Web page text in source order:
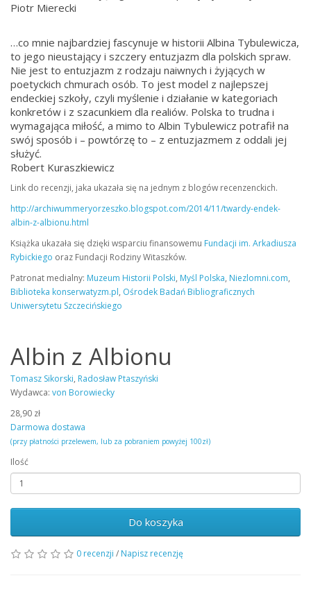
Piotr Mierecki
…co mnie najbardziej fascynuje w historii Albina Tybulewicza,
to jego nieustający i szczery entuzjazm dla polskich spraw.
Nie jest to entuzjazm z rodzaju naiwnych i żyjących w
poetyckich chmurach osób. To jest model z najlepszej
endeckiej szkoły, czyli myślenie i działanie w kategoriach
konkretów i z szacunkiem dla realiów. Polska to trudna i
wymagająca miłość, a mimo to Albin Tybulewicz potrafił na
swój sposób i – powtórzę to – z entuzjazmem z oddali jej
służyć.
Robert Kuraszkiewicz
Link do recenzji, jaka ukazała się na jednym z blogów recenzenckich.
http://archiwummeryorzeszko.blogspot.com/2014/11/twardy-endek-
albin-z-albionu.html
Książka ukazała się dzięki wsparciu finansowemu Fundacji im. Arkadiusza
Rybickiego oraz Fundacji Rodziny Witaszków.
Patronat medialny: Muzeum Historii Polski, Myśl Polska, Niezlomni.com,
Biblioteka konserwatyzm.pl, Ośrodek Badań Bibliograficznych
Uniwersytetu Szczecińskiego
Albin z Albionu
Tomasz Sikorski, Radosław Ptaszyński
Wydawca: von Borowiecky
28,90 zł
Darmowa dostawa
(przy płatności przelewem, lub za pobraniem powyżej 100zł)
Ilość
Do koszyka
0 recenzji / Napisz recenzję